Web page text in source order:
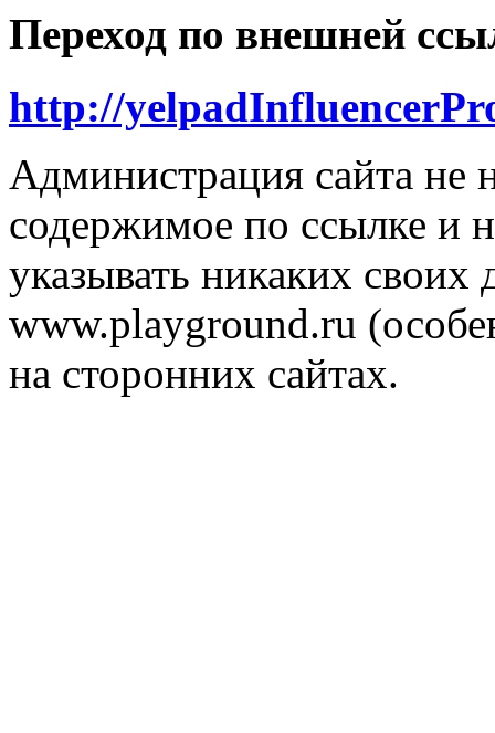
Переход по внешней
http://
Администрация сайта не
содержимое по ссылке и
указывать никаких
www.playground.ru
на сторонних сайтах.